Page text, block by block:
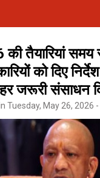
तैयारियां समय
को दिए
जरूरी संसाधन
Tuesday, May 26, 2026